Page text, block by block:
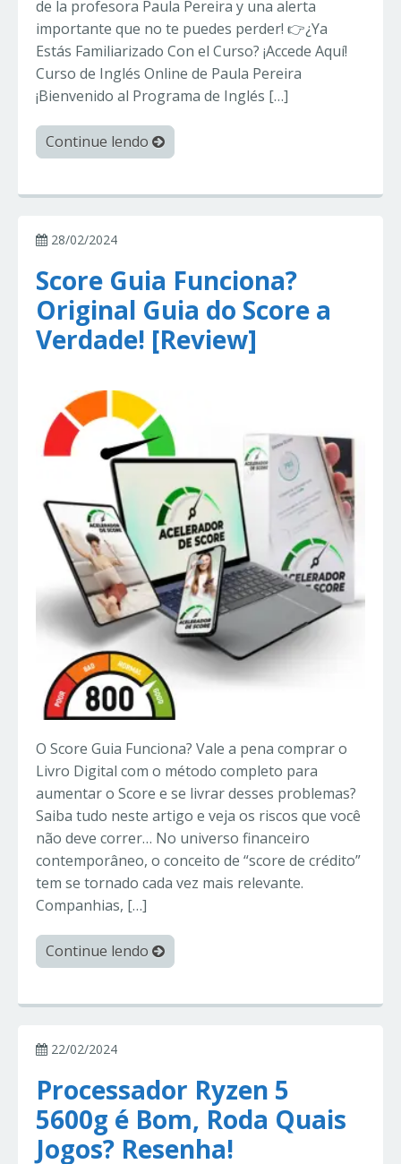
de la profesora Paula Pereira y una alerta
importante que no te puedes perder! 👉¿Ya
Estás Familiarizado Con el Curso? ¡Accede Aquí!
Curso de Inglés Online de Paula Pereira
¡Bienvenido al Programa de Inglés […]
Continue lendo
28/02/2024
Score Guia Funciona?
Original Guia do Score a
Verdade! [Review]
O Score Guia Funciona? Vale a pena comprar o
Livro Digital com o método completo para
aumentar o Score e se livrar desses problemas?
Saiba tudo neste artigo e veja os riscos que você
não deve correr… No universo financeiro
contemporâneo, o conceito de “score de crédito”
tem se tornado cada vez mais relevante.
Companhias, […]
Continue lendo
22/02/2024
Processador Ryzen 5
5600g é Bom, Roda Quais
Jogos? Resenha!